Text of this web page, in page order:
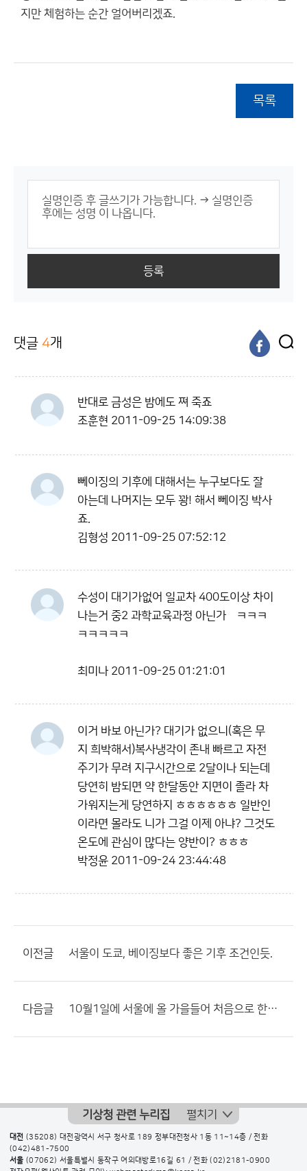
지만 체험하는 순간 얼어버리겠죠.
목록
등록
댓글 4개
반대로 금성은 밤에도 쪄 죽죠
조훈현 2011-09-25 14:09:38
뻬이징의 기후에 대해서는 누구보다도 잘
아는데 나머지는 모두 꽝! 해서 뻬이징 박사
죠.
김형성 2011-09-25 07:52:12
수성이 대기가없어 일교차 400도이상 차이
나는거 중2 과학교육과정 아닌가욬ㅋㅋㅋ
ㅋㅋㅋㅋㅋ
최미나 2011-09-25 01:21:01
이거 바보 아닌가? 대기가 없으니(혹은 무
지 희박해서)복사냉각이 존내 빠르고 자전
주기가 무려 지구시간으로 2달이나 되는데
당연히 밤되면 약 한달동안 지면이 졸라 차
가워지는게 당연하지 ㅎㅎㅎㅎㅎㅎ 일반인
이라면 몰라도 니가 그걸 이제 아냐? 그것도
온도에 관심이 많다는 양반이? ㅎㅎㅎ
박정윤 2011-09-24 23:44:48
이전글 서울이 도쿄, 베이징보다 좋은 기후 조건인듯.
다음글 10월1일에 서울에 올 가을들어 처음으로 한자릿수로 떨어질듯
기상청 관련 누리집 펼치기
대전 (35208) 대전광역시 서구 청사로 189 정부대전청사 1동 11~14층 / 전화
(042)481-7500
서울 (07062) 서울특별시 동작구 여의대방로16길 61 / 전화(02)2181-0900